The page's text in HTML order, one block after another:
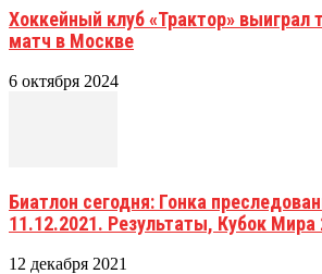
Хоккейный клуб «Трактор» выиграл
матч в Москве
6 октября 2024
Биатлон сегодня: Гонка
11.12.2021. Результаты, Кубок Мира
12 декабря 2021